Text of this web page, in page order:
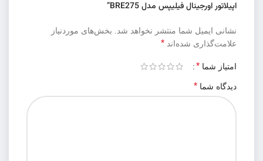
اپیلاتور اورجینال فیلیپس مدل BRE275”
نشانی ایمیل شما منتشر نخواهد شد. بخش‌های موردنیاز
علامت‌گذاری شده‌اند *
امتیاز شما *
دیدگاه شما *